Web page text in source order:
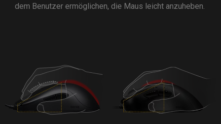
dem Benutzer ermöglichen, die Maus leicht anzuheben.